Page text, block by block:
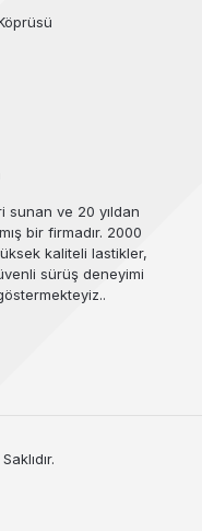
sunan ve 20 yıldan
bir firmadır. 2000
kaliteli lastikler,
sürüş deneyimi